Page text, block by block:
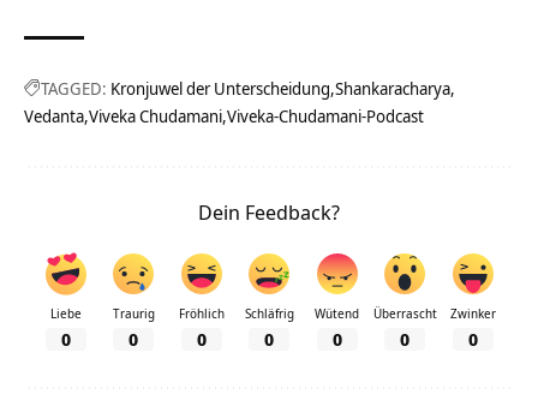
TAGGED: Kronjuwel der Unterscheidung Shankaracharya
Vedanta Viveka Chudamani Viveka-Chudamani-Podcast
Dein Feedback?
Liebe
0
Traurig
0
Fröhlich
0
Schläfrig
0
Wütend
0
Überrascht
0
Zwinker
0